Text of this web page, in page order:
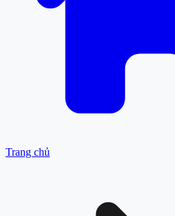
Trang chủ